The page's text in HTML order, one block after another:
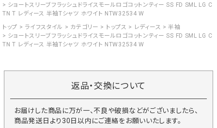
ショートスリーブフラッシュドライスモールロゴコットンティー SS FD SML LG C
TN T レディース 半袖Tシャツ ホワイト NTW32534 W
トップ
ライフスタイル カテゴリー トップス レディース
半袖
ショートスリーブフラッシュドライスモールロゴコットンティー SS FD SML LG C
TN T レディース 半袖Tシャツ ホワイト NTW32534 W
返品・交換について
お届けした商品に万が一、不良や破損などがございましたら、
商品発送日より30日以内にご連絡をお願いいたします。